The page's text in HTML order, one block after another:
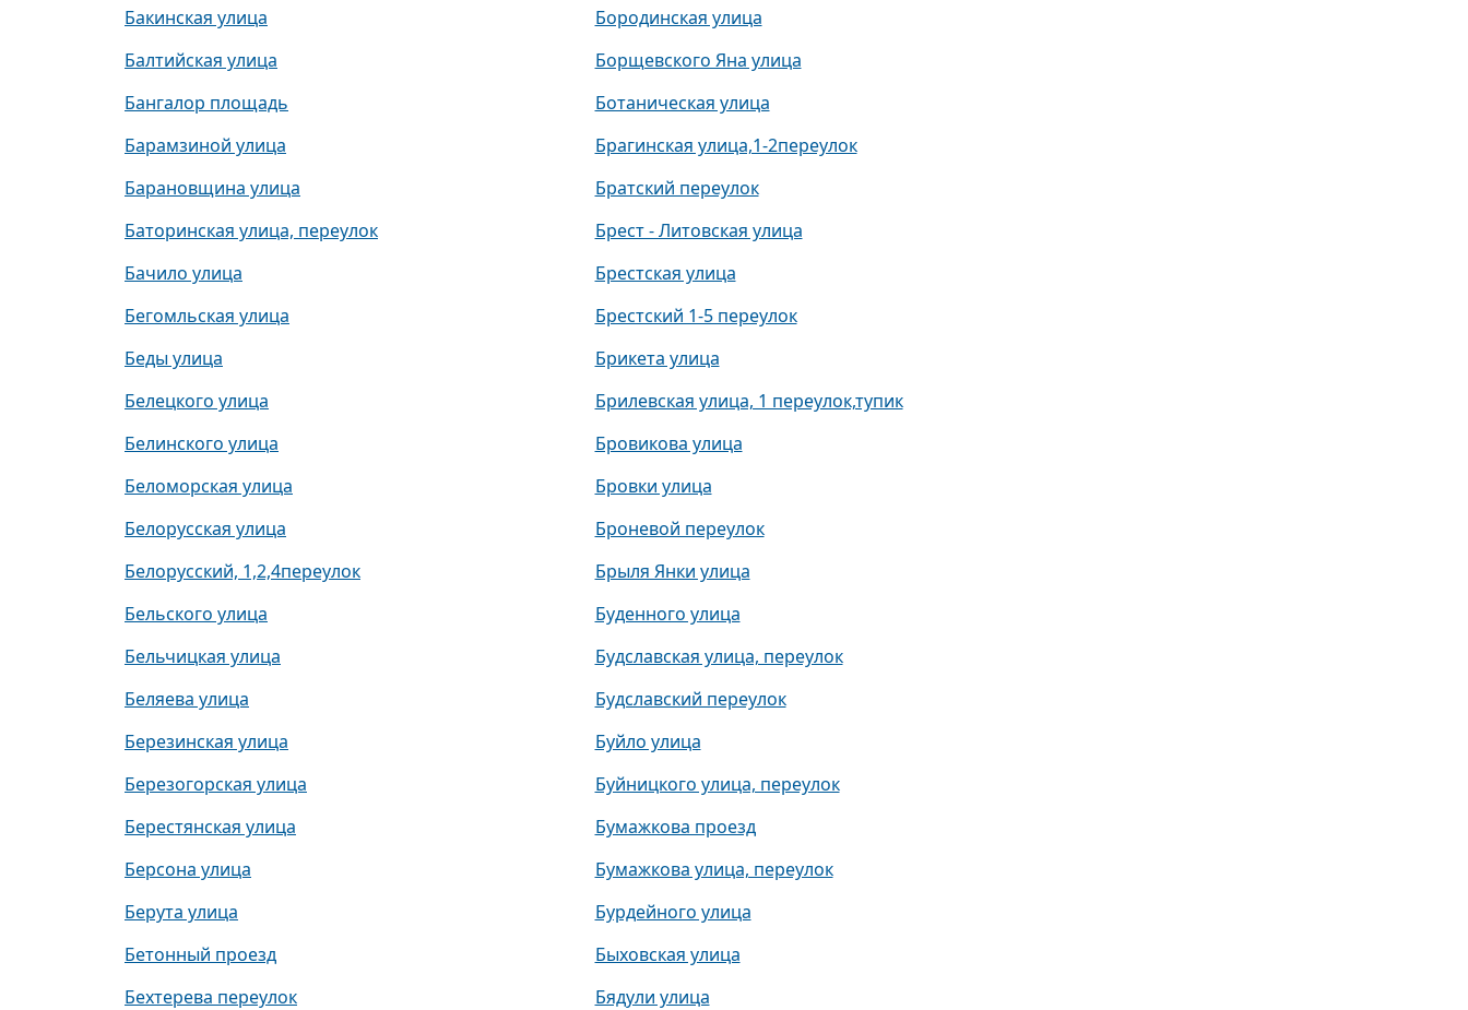
Бакинская улица
Балтийская улица
Бангалор площадь
Барамзиной улица
Барановщина улица
Баторинская улица, переулок
Бачило улица
Бегомльская улица
Беды улица
Белецкого улица
Белинского улица
Беломорская улица
Белорусская улица
Белорусский, 1,2,4переулок
Бельского улица
Бельчицкая улица
Беляева улица
Березинская улица
Березогорская улица
Берестянская улица
Берсона улица
Берута улица
Бетонный проезд
Бехтерева переулок
Бородинская улица
Борщевского Яна улица
Ботаническая улица
Брагинская улица,1-2переулок
Братский переулок
Брест - Литовская улица
Брестская улица
Брестский 1-5 переулок
Брикета улица
Брилевская улица, 1 переулок,тупик
Бровикова улица
Бровки улица
Броневой переулок
Брыля Янки улица
Буденного улица
Будславская улица, переулок
Будславский переулок
Буйло улица
Буйницкого улица, переулок
Бумажкова проезд
Бумажкова улица, переулок
Бурдейного улица
Быховская улица
Бядули улица